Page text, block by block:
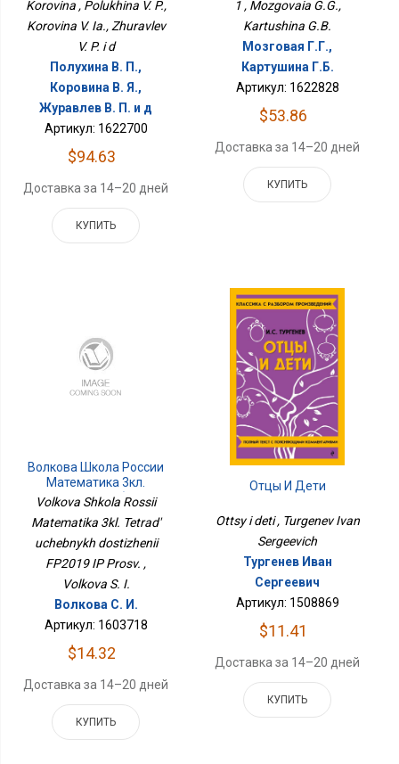
Korovina , Polukhina V. P.,
Korovina V. Ia., Zhuravlev
V. P. i d
Полухина В. П.,
Коровина В. Я.,
Журавлев В. П. и д
Артикул: 1622700
$94.63
Доставка за 14–20 дней
КУПИТЬ
1 , Mozgovaia G.G.,
Kartushina G.B.
Мозговая Г.Г.,
Картушина Г.Б.
Артикул: 1622828
$53.86
Доставка за 14–20 дней
КУПИТЬ
Волкова Школа России
Математика 3кл.
Тетрадь Учебных
Просв.
Volkova Shkola Rossii
Matematika 3kl. Tetrad'
uchebnykh dostizhenii
FP2019 IP Prosv. ,
Volkova S. I.
Волкова С. И.
Артикул: 1603718
$14.32
Доставка за 14–20 дней
КУПИТЬ
Отцы И Дети
Ottsy i deti , Turgenev Ivan
Sergeevich
Тургенев Иван
Сергеевич
Артикул: 1508869
$11.41
Доставка за 14–20 дней
КУПИТЬ